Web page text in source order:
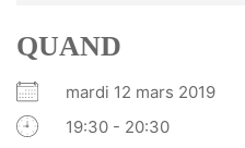
QUAND
mardi 12 mars 2019
19:30 - 20:30